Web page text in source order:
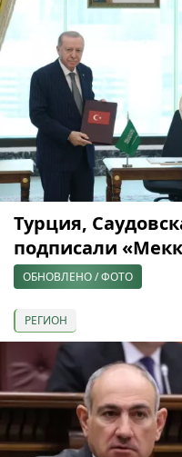
Турция,
подписали
ОБНОВЛЕНО / ФОТО
РЕГИОН